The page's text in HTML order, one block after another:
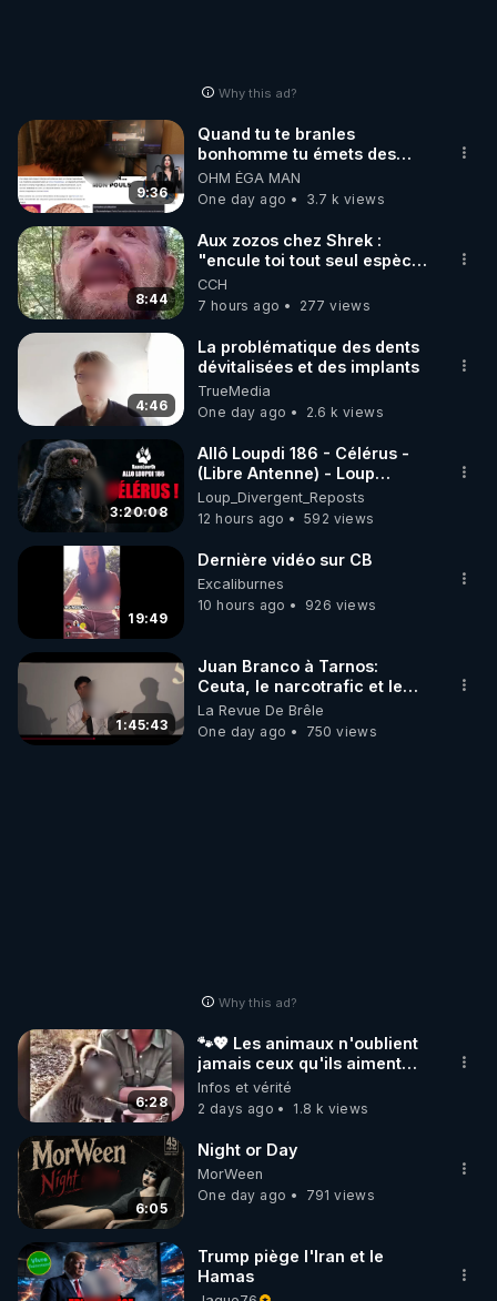
Why this ad?
9:36
Quand tu te branles
bonhomme tu émets des
ondes ils ont juste omis de
t'expliquer
OHM ÉGA MAN
One day ago
3.7 k views
8:44
Aux zozos chez Shrek :
"encule toi tout seul espèce
de mal polish"
CCH
7 hours ago
277 views
4:46
La problématique des dents
dévitalisées et des implants
TrueMedia
One day ago
2.6 k views
3:20:08
Allô Loupdi 186 - Célérus -
(Libre Antenne) - Loup
Divergent 2026.08.06
Loup_Divergent_Reposts
12 hours ago
592 views
19:49
Dernière vidéo sur CB
Excaliburnes
10 hours ago
926 views
1:45:43
Juan Branco à Tarnos:
Ceuta, le narcotrafic et le
pouvoir en France
La Revue De Brêle
One day ago
750 views
Why this ad?
6:28
🐾💖 Les animaux n'oublient
jamais ceux qu'ils aiment…
🥹❤️
Infos et vérité
2 days ago
1.8 k views
6:05
Night or Day
MorWeen
One day ago
791 views
Trump piège l'Iran et le
Hamas